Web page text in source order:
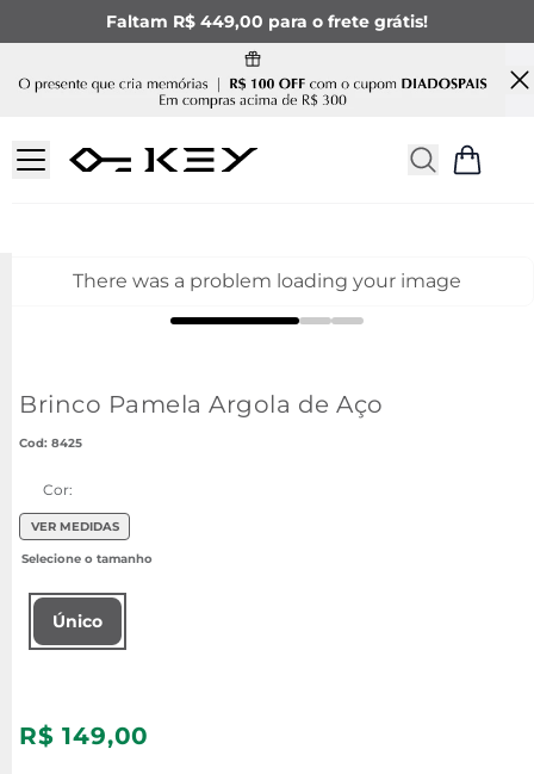
Faltam R$ 449,00 para o frete grátis!
There was a problem loading your image
Brinco Pamela Argola de Aço
: 8425
Cor:
VER MEDIDAS
Único
R$ 149,00